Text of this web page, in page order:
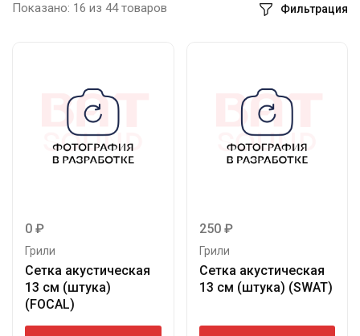
Показано: 16 из 44товаров Фильтрация
0 ₽
Грили
Сетка акустическая
13 см (штука)
(FOCAL)
250 ₽
Грили
Сетка акустическая
13 см (штука) (SWAT)